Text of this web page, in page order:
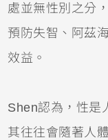
處並無性別之分
預防失智、阿茲
效益。
Shen認為，性是
其往往會隨著人